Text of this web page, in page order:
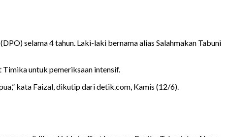
selama 4 tahun. Laki-laki bernama alias Salahmakan Tabuni
Timika untuk pemeriksaan intensif.
kata Faizal, dikutip dari detik.com, Kamis (12/6).